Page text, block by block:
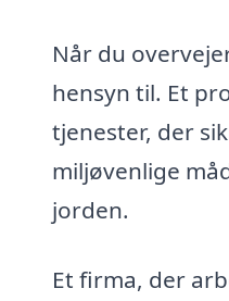
Når du
hensyn til. Et
tjenester, der
miljøvenlige
jorden.
Et firma, der